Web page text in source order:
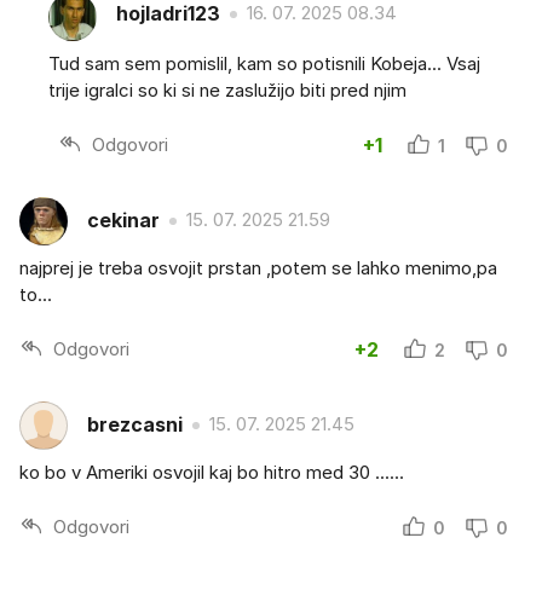
hojladri123 16. 07. 2025 08.34
Tud sam sem pomislil, kam so potisnili Kobeja... Vsaj
trije igralci so ki si ne zaslužijo biti pred njim
Odgovori +1 1 0
cekinar 15. 07. 2025 21.59
najprej je treba osvojit prstan ,potem se lahko menimo,pa
to...
Odgovori +2 2 0
brezcasni 15. 07. 2025 21.45
ko bo v Ameriki osvojil kaj bo hitro med 30 ......
Odgovori 0 0